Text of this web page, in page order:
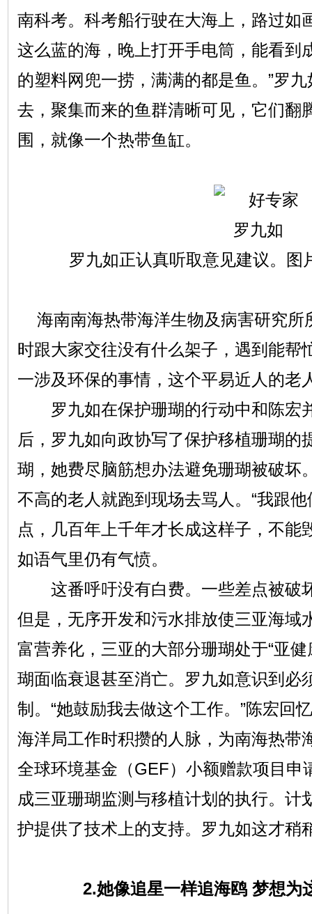
南科考。科考船行驶在大海上，路过如
这么蓝的海，晚上打开手电筒，能看到
的塑料网兜一捞，满满的都是鱼。”罗
去，聚集而来的鱼群清晰可见，它们翻
围，就像一个热带鱼缸。
罗九如正认真听取意见建议。图
海南南海热带海洋生物及病害研究所
时跟大家交往没有什么架子，遇到能帮
一涉及环保的事情，这个平易近人的老
罗九如在保护珊瑚的行动中和陈宏
后，罗九如向政协写了保护移植珊瑚的
瑚，她费尽脑筋想办法避免珊瑚被破坏
不高的老人就跑到现场去骂人。“我跟
点，几百年上千年才长成这样子，不能
如语气里仍有气愤。
这番呼吁没有白费。一些差点被破坏
但是，无序开发和污水排放使三亚海域
富营养化，三亚的大部分珊瑚处于“亚
瑚面临衰退甚至消亡。罗九如意识到必
制。“她鼓励我去做这个工作。”陈宏回
海洋局工作时积攒的人脉，为南海热带
全球环境基金（GEF）小额赠款项目申
成三亚珊瑚监测与移植计划的执行。计
护提供了技术上的支持。罗九如这才稍
2.她像追星一样追海鸥 梦想为